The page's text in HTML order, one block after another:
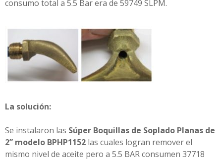
consumo total a 5.5 Bar era de 59749 SLPM.
La solución:
Se instalaron las Súper Boquillas de Soplado Planas de
2” modelo BPHP1152 las cuales logran remover el
mismo nivel de aceite pero a 5.5 BAR consumen 37718